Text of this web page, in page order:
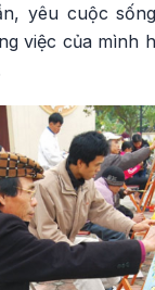
yêu cuộc
việc của mình